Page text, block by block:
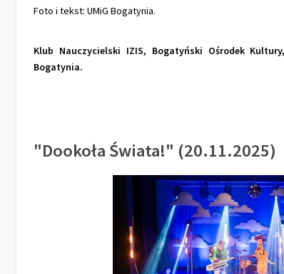
Foto i tekst: UMiG Bogatynia.
Klub Nauczycielski IZIS, Bogatyński Ośrodek
Bogatynia.
"Dookoła Świata!" (20.11.2025)